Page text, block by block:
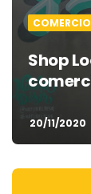
Shop
20/11/2020